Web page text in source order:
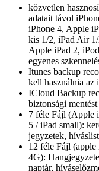
közvetlen
adatait távol
iPhone 4, Apple
kis 1/2, iPad Air
Apple iPad 2,
egyenes
Itunes backup
kell használnia az
ICloud Backup
biztonsági
7 féle Fájl (Apple
5 / iPad small):
jegyzetek,
12 féle Fájl
4G):
naptár,